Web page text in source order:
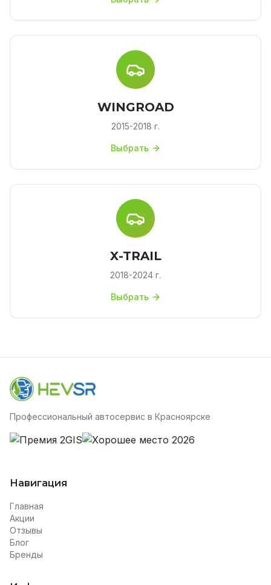
WINGROAD
2015-2018 г.
Выбрать
X-TRAIL
2018-2024 г.
Выбрать
Профессиональный автосервис в Красноярске
Навигация
Главная
Акции
Отзывы
Блог
Бренды